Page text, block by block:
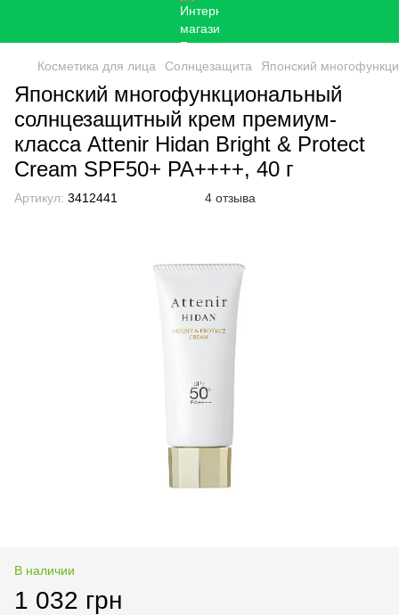
Косметика для лица Солнцезащита Японский
Японский многофункциональный
солнцезащитный крем премиум-
класса Attenir Hidan Bright & Protect
Cream SPF50+ PA++++, 40 г
Артикул: 3412441 4 отзыва
В наличии
1 032 грн